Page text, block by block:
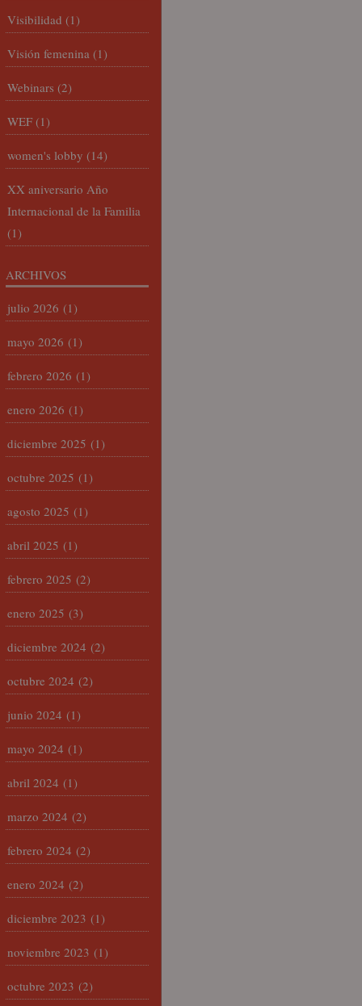
Visibilidad (1)
Visión femenina (1)
Webinars (2)
WEF (1)
women's lobby (14)
XX aniversario Año
Internacional de la Familia
(1)
ARCHIVOS
julio 2026 (1)
mayo 2026 (1)
febrero 2026 (1)
enero 2026 (1)
diciembre 2025 (1)
octubre 2025 (1)
agosto 2025 (1)
abril 2025 (1)
febrero 2025 (2)
enero 2025 (3)
diciembre 2024 (2)
octubre 2024 (2)
junio 2024 (1)
mayo 2024 (1)
abril 2024 (1)
marzo 2024 (2)
febrero 2024 (2)
enero 2024 (2)
diciembre 2023 (1)
noviembre 2023 (1)
octubre 2023 (2)